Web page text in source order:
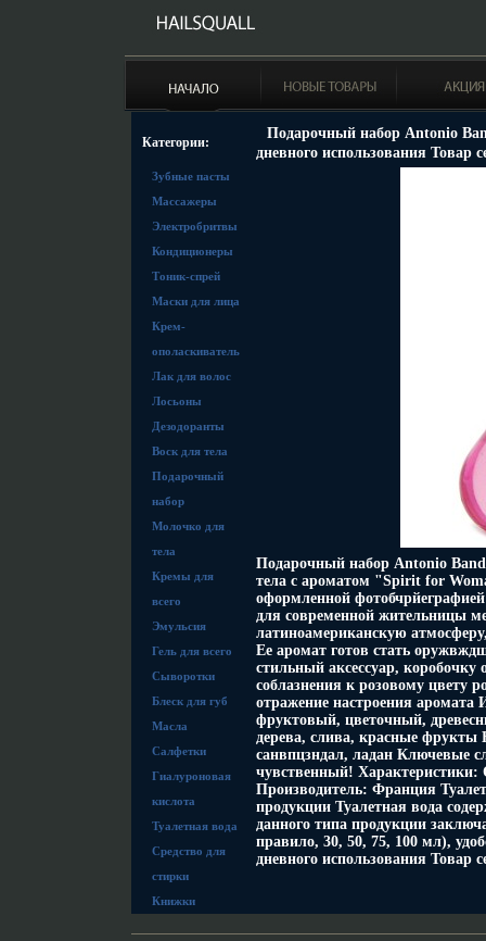
Категории:
Зубные пасты
Массажеры
Электробритвы
Кондиционеры
Тоник-спрей
Маски для лица
Крем-
ополаскиватель
Лак для волос
Лосьоны
Дезодоранты
Воск для тела
Подарочный
набор
Молочко для
тела
Кремы для
всего
Эмульсия
Гель для всего
Сыворотки
Блеск для губ
Масла
Салфетки
Гиалуроновая
кислота
Туалетная вода
Средство для
стирки
Книжки
Подарочный набор Antonio
дневного использования Товар
Подарочный набор Antonio
тела с ароматом "Spirit for
оформленной
для современной жительницы
латиноамериканскую
Ее аромат готов стать
стильный аксессуар, коробочку
соблазнения к розовому цвету
отражение настроения
фруктовый, цветочный,
дерева, слива, красные
санвпцзндал, ладан Ключевые
чувственный!
Производитель: Франция
продукции Туалетная вода
данного типа продукции
правило, 30, 50, 75, 100 мл),
дневного использования Товар